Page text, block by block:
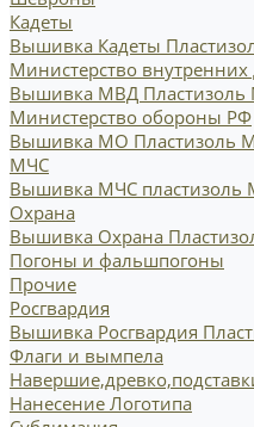
Кадеты
Вышивка Кадеты
Министерство
Вышивка МВД
Министерство обороны РФ
Вышивка МО Пластизоль
МЧС
Вышивка МЧС пластизоль
Охрана
Вышивка Охрана
Погоны и фальшпогоны
Прочие
Росгвардия
Вышивка Росгвардия
Флаги и вымпела
Нанесение Логотипа